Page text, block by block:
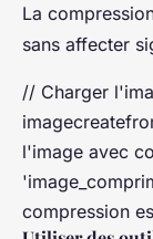
La
sans affecter
// Charger
l'image avec
compression